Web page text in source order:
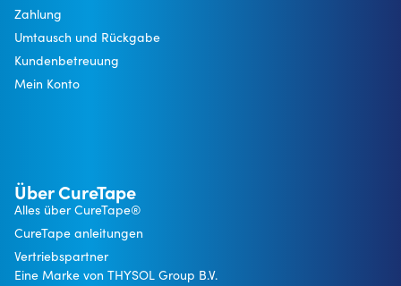
Zahlung
Umtausch und Rückgabe
Kundenbetreuung
Mein Konto
Über CureTape
Alles über CureTape®
CureTape anleitungen
Vertriebspartner
Eine Marke von THYSOL Group B.V.